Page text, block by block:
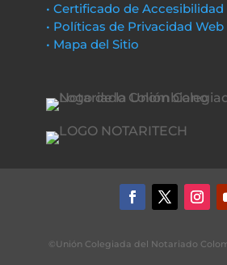
• Certificado de Accesibilidad
• Políticas de Privacidad Web
• Mapa del Sitio
©Unión Colegiada del Notariado